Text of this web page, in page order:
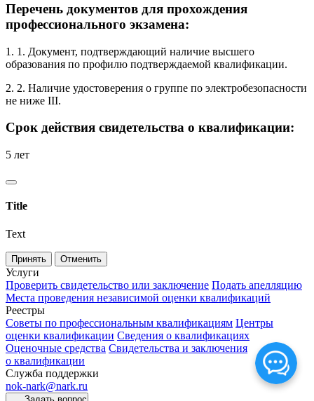
Перечень документов для прохождения
профессионального экзамена:
1. 1. Документ, подтверждающий наличие высшего
образования по профилю подтверждаемой квалификации.
2. 2. Наличие удостоверения о группе по электробезопасности
не ниже III.
Срок действия свидетельства о квалификации:
5 лет
Title
Text
Принять Отменить
Услуги
Проверить свидетельство или заключение Подать апелляцию
Места проведения независимой оценки квалификаций
Реестры
Советы по профессиональным квалификациям Центры
оценки квалификации Сведения о квалификациях
Оценочные средства Свидетельства и заключения
о квалификации
Служба поддержки
nok-nark@nark.ru